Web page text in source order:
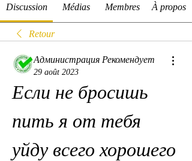
Discussion Médias Membres À propos
Retour
Администрация Рекомендует
29 août 2023
Если не бросишь
пить я от тебя
уйду всего хорошего